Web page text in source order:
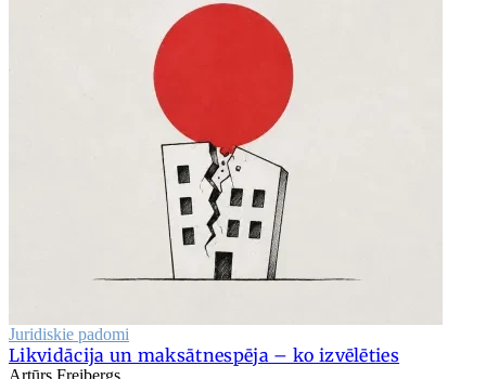
Juridiskie padomi
Likvidācija un maksātnespēja – ko izvēlēties
Artūrs Freibergs